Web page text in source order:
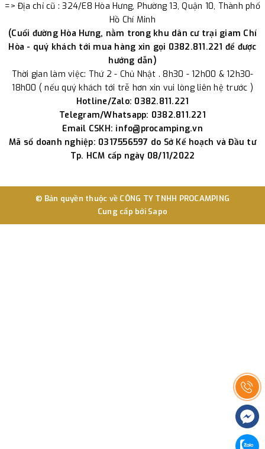
=> Địa chỉ cũ : 324/E8 Hòa Hưng, Phường 13, Quận 10, Thành phố
Hồ Chí Minh
(Cuối đường Hòa Hưng, nằm trong khu dân cư trại giam Chí
Hòa - quý khách tới mua hàng xin gọi 0382.811.221 để được
hướng dẫn)
Thời gian làm việc: Thứ 2 - Chủ Nhật . 8h30 - 12h00 & 12h30-
18h00 ( nếu quý khách tới trễ hơn xin vui lòng liên hệ trước )
Hotline/Zalo: 0382.811.221
Telegram/Whatsapp: 0382.811.221
Email CSKH: info@procamping.vn
Mã số doanh nghiệp: 0317556597 do Sở Kế hoạch và Đầu tư
Tp. HCM cấp ngày 08/11/2022
© Bản quyền thuộc về CÔNG TY TNHH PROCAMPING
Cung cấp bởi Sapo